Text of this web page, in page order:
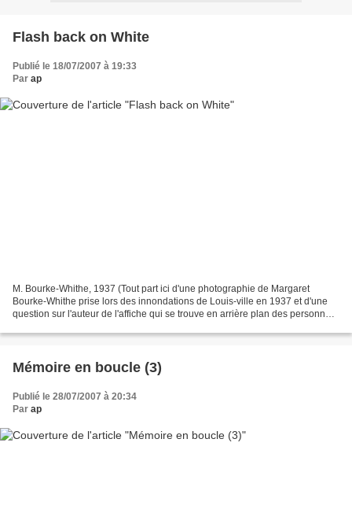
Flash back on White
Publié le 18/07/2007 à 19:33
Par ap
M. Bourke-Whithe, 1937 (Tout part ici d'une photographie de Margaret
Bourke-Whithe prise lors des innondations de Louis-ville en 1937 et d'une
question sur l'auteur de l'affiche qui se trouve en arrière plan des personnes
Mémoire en boucle (3)
Publié le 28/07/2007 à 20:34
Par ap